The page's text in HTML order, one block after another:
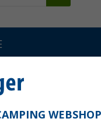
für Wohnwagen und
bar mit 14